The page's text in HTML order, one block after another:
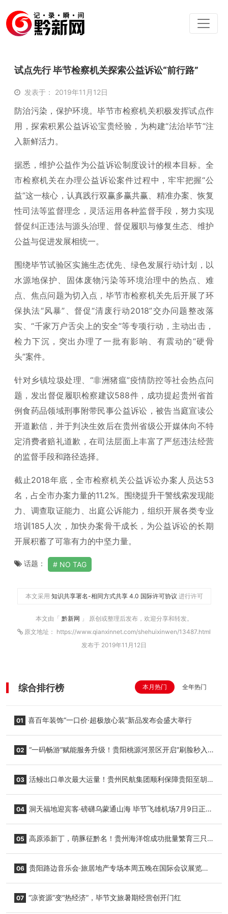
试点先行 毕节检察机关探索公益诉讼“前行路”
发表于： 2019年11月12日
防治污染，保护环境。毕节市检察机关积极发挥试点作
用，探索积累公益诉讼宝贵经验，为构建“法治毕节”注
入新鲜活力。
据悉，维护公益作为公益诉讼制度设计的根本目标。全
市检察机关在办理公益诉讼案件过程中，牢牢把握“公
益”这一核心，认真践行双赢多赢共赢、精准办案、恢复
性司法等监督理念，灵活运用各种监督手段，努力实现
督促纠正违法与源头治理、督促履职与修复生态、维护
公益与促进发展相统一。
围绕毕节试验区实施生态优先、绿色发展行动计划，以
水源地保护、固体废物污染等环境治理中的热点、难
点、焦点问题为切入点，毕节市检察机关先后开展了环
保执法“风暴”、督促“清废行动2018”交办问题整改落
实、“千家万户舌尖上的安全”等专项行动，主动出击，
检力下沉，突出办理了一批有影响、有震动的“硬骨
头”案件。
针对乡镇垃圾处理、“非洲猪瘟”疫情防控等社会热点问
题，发出督促履职检察建议588件，成功提起贵州省首
例食药品领域刑事附带民事公益诉讼，被告当庭宣读公
开道歉信，并于判决生效后在贵州省级公开媒体向不特
定消费者赔礼道歉，在司法层面上丰富了严惩违法经营
的监督手段和路径选择。
截止2018年底，全市检察机关公益诉讼办案人员达53
名，占全市办案力量的11.2%。围绕提升干警线索发现能
力、调查取证能力、出庭公诉能力，组织开展各类专业
培训185人次，加快办案骨干成长，为公益诉讼的长期
开展积蓄了可靠有力的中坚力量。
话题： NO TAG
本文采用 知识共享署名-相同方式共享 4.0 国际许可协议 进行许可
本文由「 黔新网 」 原创或整理后发布，欢迎分享和转发。
原文地址： https://www.qianxinnet.com/shehuixinwen/13487.html
发布于 2019年11月12日
综合排行榜 本月热门 全年热门
01 喜百年装饰“一口价·超极放心装”新品发布会盛大举行
02 “一码畅游”赋能服务升级！贵阳桃源河景区开启“刷脸秒入
03 活鳗出口单次最大运量！贵州民航集团顺利保障贵阳至胡
04 洞天福地迎宾客·磅礴乌蒙通山海 毕节飞雄机场7月9日正式
05 高原添新丁，萌豚征黔名！贵州海洋馆成功批量繁育三只
06 贵阳路边音乐会·旅居地产专场本周五晚在国际会议展览中
07 “凉资源”变“热经济”，毕节文旅暑期经营创开门红